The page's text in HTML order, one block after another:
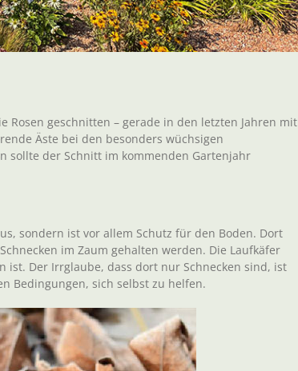
geschnitten – gerade in den letzten Jahren mit
Äste bei den besonders wüchsigen
sollte der Schnitt im kommenden Gartenjahr
sondern ist vor allem Schutz für den Boden. Dort
im Zaum gehalten werden. Die Laufkäfer
ist. Der Irrglaube, dass dort nur Schnecken sind, ist
Bedingungen, sich selbst zu helfen.